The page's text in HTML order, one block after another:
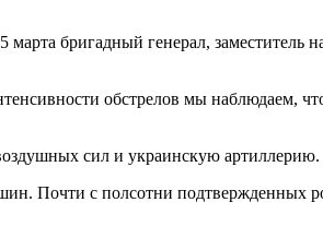
бригадный генерал, заместитель
обстрелов мы наблюдаем,
сил и украинскую артиллерию.
Почти с полсотни подтвержденных